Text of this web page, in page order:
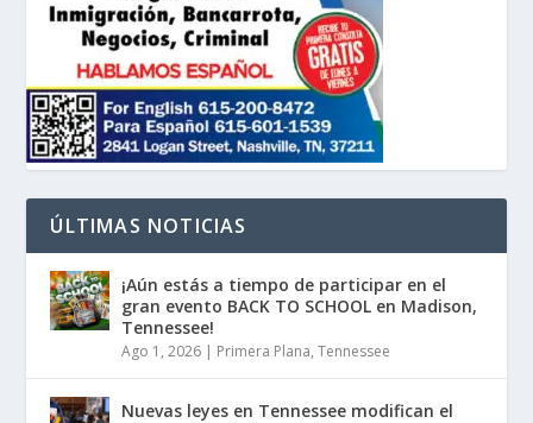
ÚLTIMAS NOTICIAS
¡Aún estás a tiempo de participar en el
gran evento BACK TO SCHOOL en Madison,
Tennessee!
Ago 1, 2026 | Primera Plana,Tennessee
Nuevas leyes en Tennessee modifican el